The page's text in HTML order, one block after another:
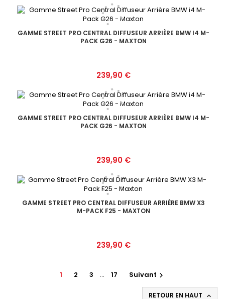
GAMME STREET PRO CENTRAL DIFFUSEUR ARRIÈRE BMW I4 M-
PACK G26 - MAXTON
Prix
239,90 €
GAMME STREET PRO CENTRAL DIFFUSEUR ARRIÈRE BMW I4 M-
PACK G26 - MAXTON
Prix
239,90 €
GAMME STREET PRO CENTRAL DIFFUSEUR ARRIÈRE BMW X3
M-PACK F25 - MAXTON
Prix
239,90 €
1 2 3 … 17 Suivant 
RETOUR EN HAUT 